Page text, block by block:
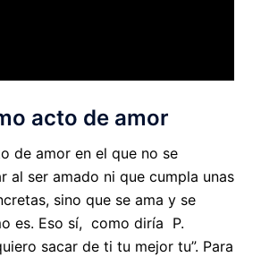
acto de amor
de amor en el que no se
al ser amado ni que cumpla unas
sino que se ama y se
es. Eso sí, como diría P.
sacar de ti tu mejor tu”. Para